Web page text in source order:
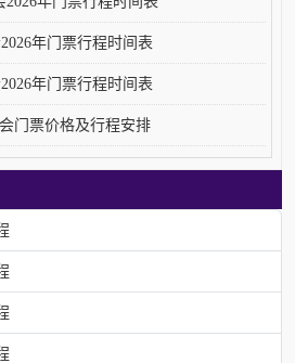
年门票行程时间表
年门票行程时间表
门票价格及行程安排